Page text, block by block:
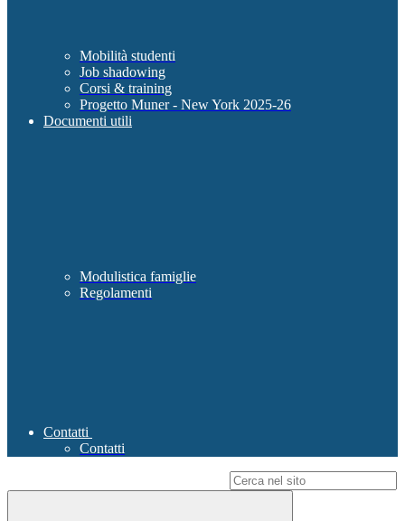
Mobilità studenti
Job shadowing
Corsi & training
Progetto Muner - New York 2025-26
Documenti utili
Modulistica famiglie
Regolamenti
Contatti
Contatti